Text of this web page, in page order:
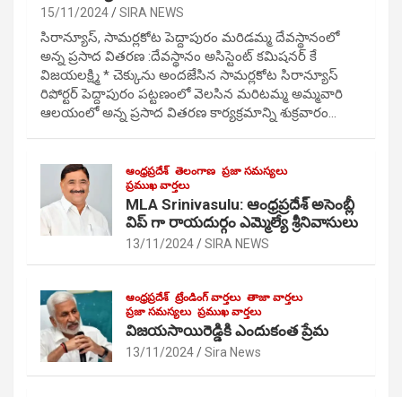
15/11/2024 SIRA NEWS
సిరాన్యూస్, సామర్లకోట పెద్దాపురం మరిడమ్మ దేవస్థానంలో
అన్న ప్రసాద వితరణ :దేవస్థానం అసిస్టెంట్ కమిషనర్ కే
విజయలక్ష్మి * చెక్కును అందజేసిన సామర్లకోట సిరాన్యూస్
రిపోర్టర్ పెద్దాపురం పట్టణంలో వెలసిన మరిటమ్మ అమ్మవారి
ఆలయంలో అన్న ప్రసాద వితరణ కార్యక్రమాన్ని శుక్రవారం…
ఆంధ్రప్రదేశ్ తెలంగాణ ప్రజా సమస్యలు
ప్రముఖ వార్తలు
MLA Srinivasulu: ఆంధ్రప్రదేశ్ అసెంబ్లీ
విప్ గా రాయదుర్గం ఎమ్మెల్యే శ్రీనివాసులు
13/11/2024 SIRA NEWS
ఆంధ్రప్రదేశ్ ట్రేండింగ్ వార్తలు తాజా వార్తలు
ప్రజా సమస్యలు ప్రముఖ వార్తలు
విజయసాయిరెడ్డికి ఎందుకంత ప్రేమ
13/11/2024 Sira News